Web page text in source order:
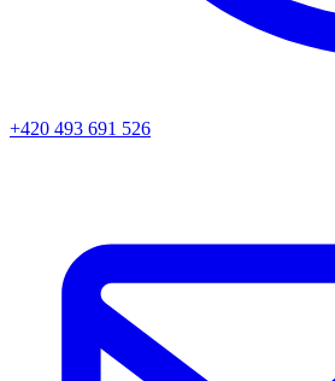
+420 493 691 526